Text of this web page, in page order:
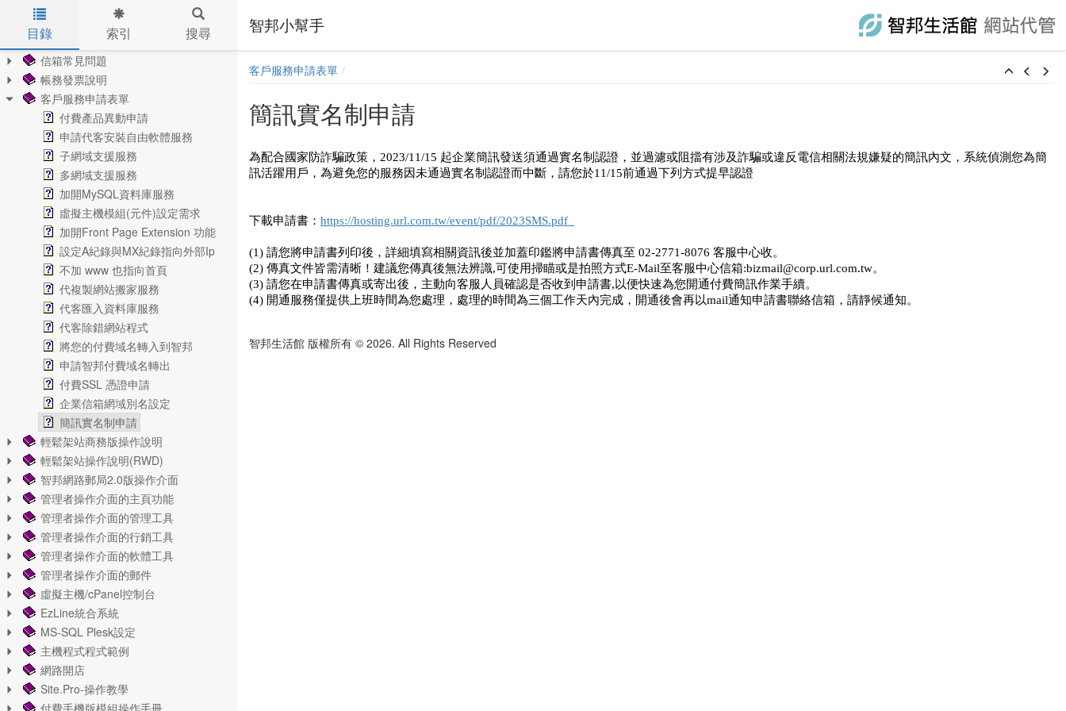
Skip to main content
智邦小幫手
目錄 索引 搜尋
架站常見問題
信箱常見問題
帳務發票說明
客戶服務申請表單
付費產品異動申請
申請代客安裝自由軟體服務
子網域支援服務
多網域支援服務
加開MySQL資料庫服務
虛擬主機模組(元件)設定需求
加開Front Page Extension 功能
設定A紀錄與MX紀錄指向外部Ip
不加 www 也指向首頁
代複製網站搬家服務
代客匯入資料庫服務
代客除錯網站程式
將您的付費域名轉入到智邦
申請智邦付費域名轉出
付費SSL 憑證申請
企業信箱網域別名設定
簡訊實名制申請
輕鬆架站商務版操作說明
輕鬆架站操作說明(RWD)
智邦網路郵局2.0版操作介面
管理者操作介面的主頁功能
管理者操作介面的管理工具
管理者操作介面的行銷工具
管理者操作介面的軟體工具
管理者操作介面的郵件
虛擬主機/cPanel控制台
EzLine統合系統
MS-SQL Plesk設定
主機程式程式範例
網路開店
Site.Pro-操作教學
付費手機版模組操作手冊
客戶服務申請表單
簡訊實名制申請
為配合國家防詐騙政策，2023/11/15 起企業簡訊發送須通過實名制認證，並過濾或阻擋有涉及詐騙或違反電信相關法規嫌疑的簡訊內文，系統偵測您為簡
訊活躍用戶，為避免您的服務因未通過實名制認證而中斷，請您於11/15前通過下列方式提早認證
下載申請書： https://hosting.url.com.tw/event/pdf/2023SMS.pdf
(1) 請您將申請書列印後，詳細填寫相關資訊後並加蓋印鑑將申請書傳真至 02-2771-8076 客服中心收。
(2) 傳真文件皆需清晰！建議您傳真後無法辨識,可使用掃瞄或是拍照方式E-Mail至客服中心信箱:bizmail@corp.url.com.tw。
(3) 請您在申請書傳真或寄出後，主動向客服人員確認是否收到申請書,以便快速為您開通付費簡訊作業手續。
(4) 開通服務僅提供上班時間為您處理，處理的時間為三個工作天內完成，開通後會再以mail通知申請書聯絡信箱，請靜候通知。
智邦生活館 版權所有 © 2026. All Rights Reserved